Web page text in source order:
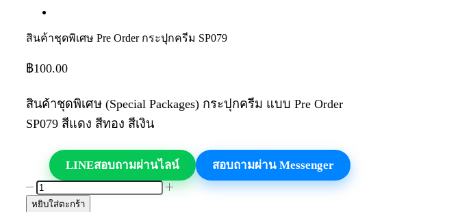
สินค้าชุดพิเศษ Pre Order กระปุกครีม SP079
฿100.00
สินค้าชุดพิเศษ (Special Packages) กระปุกครีม แบบ Pre Order
SP079 สีแดง สีทอง สีเงิน
LINEสอบถามผ่านไลน์ สอบถามผ่าน Messenger
จำนวน
สินค้า
หยิบใส่ตะกร้า